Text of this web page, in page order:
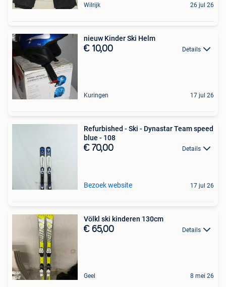
Wilrijk 26 jul 26
nieuw Kinder Ski Helm
€ 10,00 Details
Kuringen 17 jul 26
Refurbished - Ski - Dynastar Team speed
blue - 108
€ 70,00 Details
Bezoek website 17 jul 26
Völkl ski kinderen 130cm
€ 65,00 Details
Geel 8 mei 26